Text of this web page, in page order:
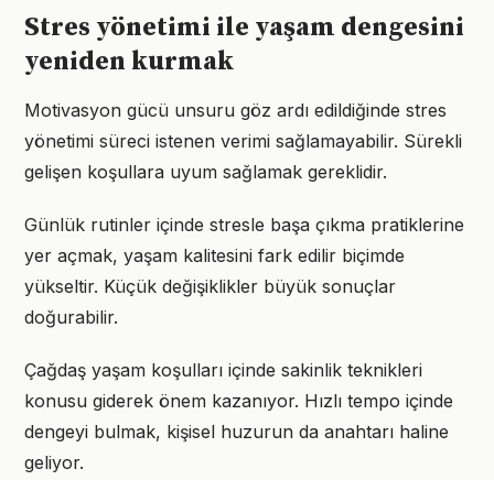
Stres yönetimi ile yaşam dengesini
yeniden kurmak
Motivasyon gücü unsuru göz ardı edildiğinde stres
yönetimi süreci istenen verimi sağlamayabilir. Sürekli
gelişen koşullara uyum sağlamak gereklidir.
Günlük rutinler içinde stresle başa çıkma pratiklerine
yer açmak, yaşam kalitesini fark edilir biçimde
yükseltir. Küçük değişiklikler büyük sonuçlar
doğurabilir.
Çağdaş yaşam koşulları içinde sakinlik teknikleri
konusu giderek önem kazanıyor. Hızlı tempo içinde
dengeyi bulmak, kişisel huzurun da anahtarı haline
geliyor.